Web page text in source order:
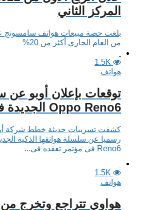
المركز الثاني
بلغت حصة مبيعات هواتف سامسونج
من العام الجاري أكثر من 20%
1.5K
هواتف
توقعات بإعلان أوبو
Oppo Reno6 الجديدة في هذا الموعد
Reno6 في مؤتمر تعقده في...
1.5K
هواتف